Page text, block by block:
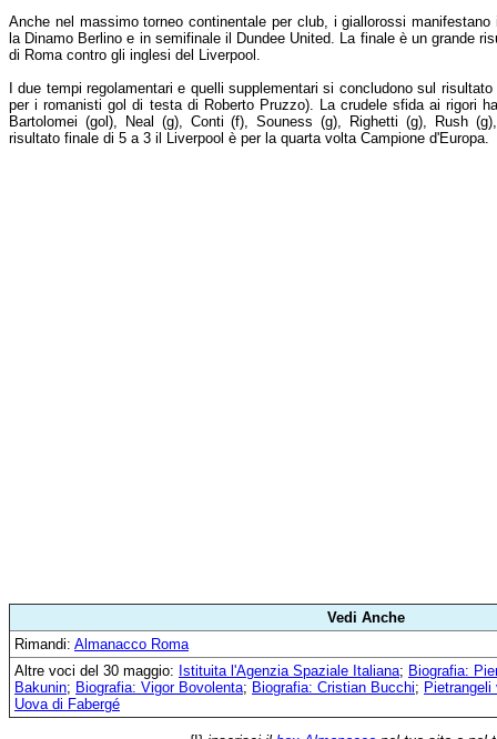
Anche nel massimo torneo continentale per club, i giallorossi
la Dinamo Berlino e in semifinale il Dundee United. La finale è un grande
di Roma contro gli inglesi del Liverpool.
I due tempi regolamentari e quelli supplementari si concludono sul
per i romanisti gol di testa di Roberto Pruzzo). La crudele sfida ai rigori
Bartolomei (gol), Neal (g), Conti (f), Souness (g), Righetti (g), Rush
risultato finale di 5 a 3 il Liverpool è per la quarta volta Campione d'Europa.
Vedi Anche
Rimandi: Almanacco Roma
Altre voci del 30 maggio: Istituita l'Agenzia Spaziale Italiana; Biografia:
Bakunin; Biografia: Vigor Bovolenta; Biografia: Cristian Bucchi;
Uova di Fabergé